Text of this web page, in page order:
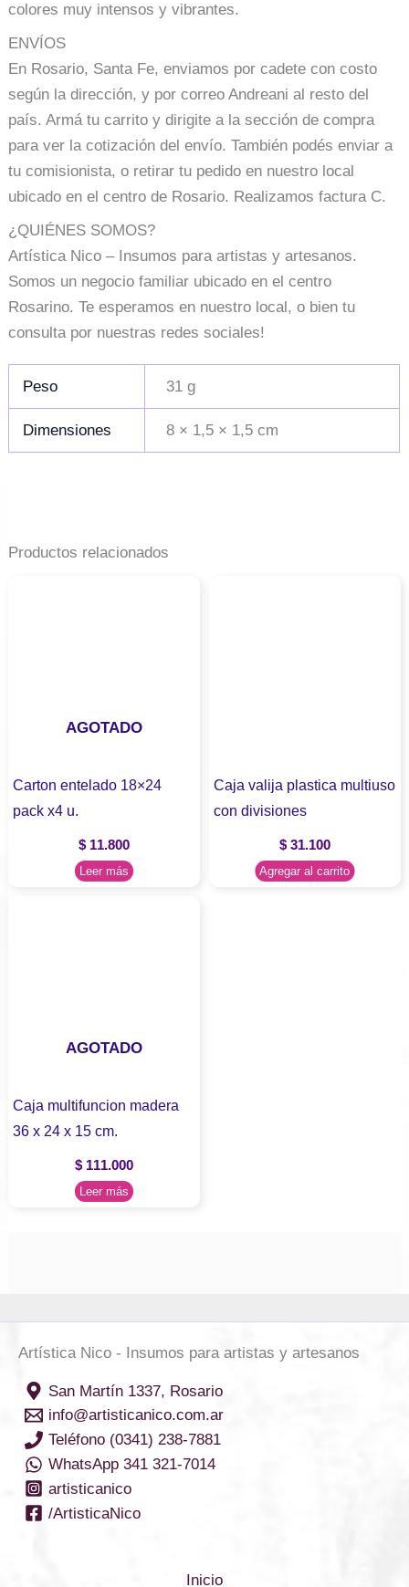
colores muy intensos y vibrantes.
ENVÍOS
En Rosario, Santa Fe, enviamos por cadete con costo
según la dirección, y por correo Andreani al resto del
país. Armá tu carrito y dirigite a la sección de compra
para ver la cotización del envío. También podés enviar a
tu comisionista, o retirar tu pedido en nuestro local
ubicado en el centro de Rosario. Realizamos factura C.
¿QUIÉNES SOMOS?
Artística Nico – Insumos para artistas y artesanos.
Somos un negocio familiar ubicado en el centro
Rosarino. Te esperamos en nuestro local, o bien tu
consulta por nuestras redes sociales!
Peso 31 g
Dimensiones 8 × 1,5 × 1,5 cm
Productos relacionados
AGOTADO
Carton entelado 18×24
pack x4 u.
$ 11.800
Leer más
Caja valija plastica multiuso
con divisiones
$31.100
Agregar al carrito
AGOTADO
Caja multifuncion madera
36 x 24 x 15 cm.
$ 111.000
Leer más
Artística Nico - Insumos para artistas y artesanos
San Martín 1337, Rosario
info@artisticanico.com.ar
Teléfono (0341) 238-7881
WhatsApp 341 321-7014
artisticanico
/ArtisticaNico
Inicio